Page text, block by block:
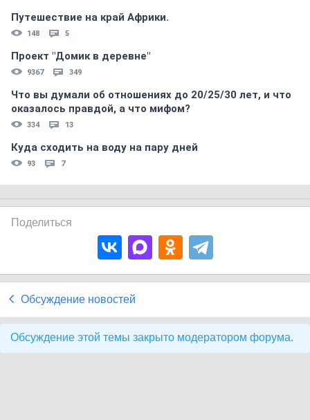
Путешествие на край Африки.
148 5
Проект "Домик в деревне"
9367 349
Что вы думали об отношениях до 20/25/30 лет, и что
оказалось правдой, а что мифом?
334 13
Куда сходить на воду на пару дней
93 7
Поделиться
Обсуждение новостей
Обсуждение этой темы закрыто модератором форума.